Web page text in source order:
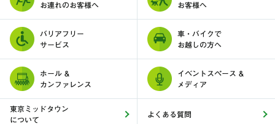
お連れのお客様へ
お客様へ
バリアフリー
サービス
車・バイクで
お越しの方へ
ホール &
カンファレンス
イベントスペース &
メディア
東京ミッドタウン
について
よくある質問